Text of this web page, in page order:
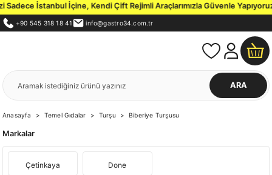
İstanbul İçine, Kendi Çift Rejimli Araçlarımızla Güvenle Yapıyoruz.
+90 545 318 18 41 info@gastro34.com.tr
ARA
Anasayfa Temel Gıdalar Turşu Biberiye Turşusu
Markalar
Çetinkaya Done